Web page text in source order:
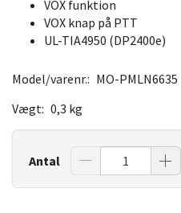
VOX funktion
VOX knap på PTT
UL-TIA4950 (DP2400e)
Model/varenr.: MO-PMLN6635
Vægt: 0,3 kg
Antal